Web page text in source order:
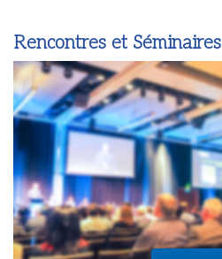
Rencontres et Séminaires